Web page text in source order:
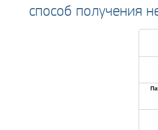
способ получения